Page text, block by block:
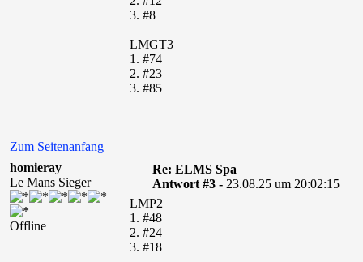
3. #8
LMGT3
1. #74
2. #23
3. #85
Zum Seitenanfang
homieray
Le Mans Sieger
Offline
Re: ELMS Spa
Antwort #3 - 23.08.25 um 20:02:15
LMP2
1. #48
2. #24
3. #18